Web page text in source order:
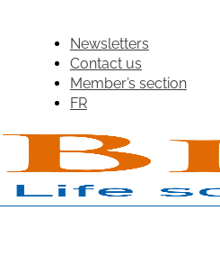
Newsletters
Contact us
Member’s section
FR